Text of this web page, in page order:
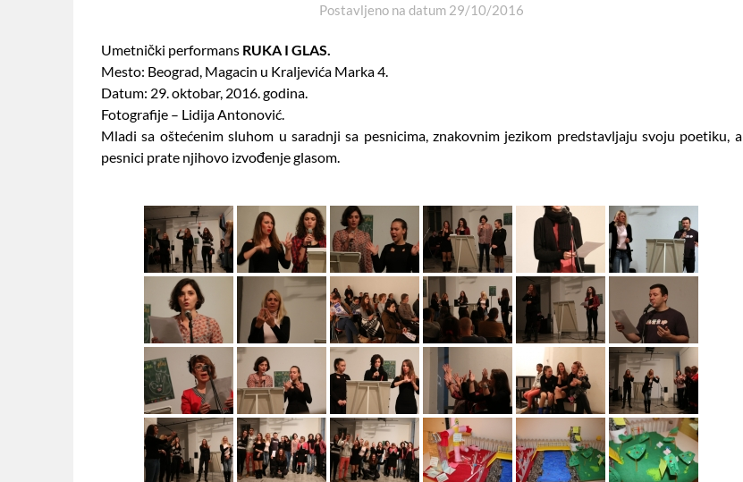
Postavljeno na datum 29/10/2016
Umetnički performans RUKA I GLAS.
Mesto: Beograd, Magacin u Kraljevića Marka 4.
Datum: 29. oktobar, 2016. godina.
Fotografije – Lidija Antonović.
Mladi sa oštećenim sluhom u saradnji sa pesnicima, znakovnim jezikom predstavljaju svoju poetiku, a
pesnici prate njihovo izvođenje glasom.